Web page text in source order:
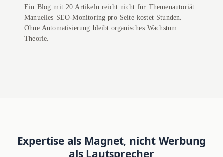
Ein Blog mit 20 Artikeln reicht nicht für Themenautoriät.
Manuelles SEO-Monitoring pro Seite kostet Stunden.
Ohne Automatisierung bleibt organisches Wachstum
Theorie.
Expertise als Magnet, nicht Werbung
als Lautsprecher